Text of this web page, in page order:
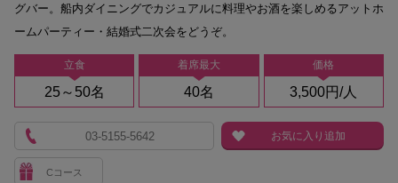
立食
25～50名
着席最大
40名
価格
3,500円/人
グバー。船内ダイニングでカジュアルに料理やお酒を楽しめるアットホ
ームパーティー・結婚式二次会をどうぞ。
Cコース
03-5155-5642 お気に入り追加